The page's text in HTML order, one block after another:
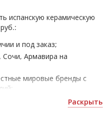
испанскую керамическую
и под заказ;
Сочи, Армавира на
мировые бренды с
жилых и офисных
Раскрыть